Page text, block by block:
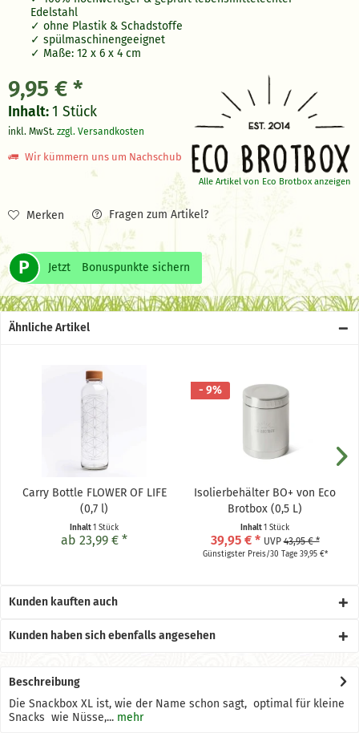
Edelstahl
ohne Plastik & Schadstoffe
spülmaschinengeeignet
Maße: 12 x 6 x 4 cm
Alle Artikel von Eco Brotbox anzeigen
9,95 € *
Inhalt:1 Stück
inkl. MwSt. zzgl. Versandkosten
Wir kümmern uns um Nachschub
Merken Fragen zum Artikel?
P Jetzt Bonuspunkte sichern
Ähnliche Artikel
Carry Bottle FLOWER OF LIFE
(0,7 l)
Inhalt1 Stück
ab 23,99 € *
- 9%
Isolierbehälter BO+ von Eco
Brotbox (0,5 L)
Inhalt1 Stück
39,95 € * UVP43,95 € *
Günstigster Preis/30 Tage 39,95 €*
Kunden kauften auch
Kunden haben sich ebenfalls angesehen
Beschreibung
Die Snackbox XL ist, wie der Name schon sagt, optimal für kleine
Snacks wie Nüsse,... mehr